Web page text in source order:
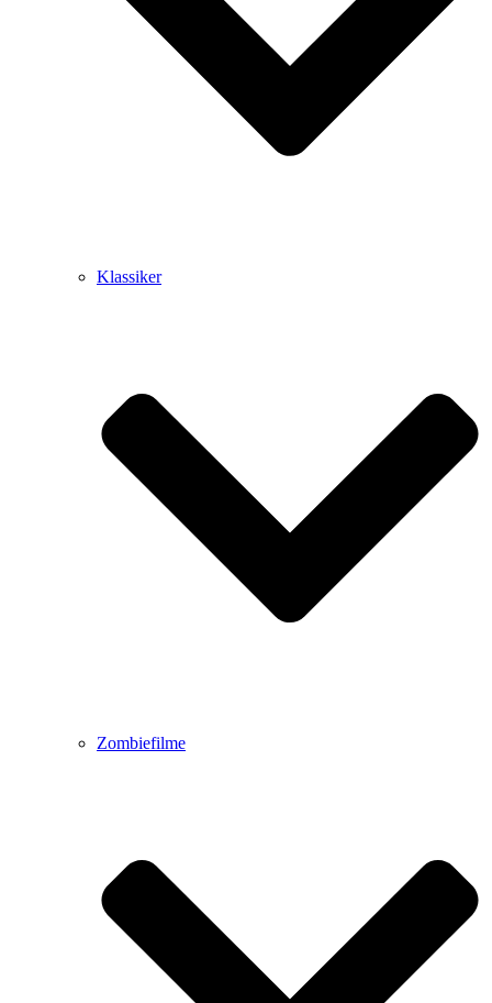
Klassiker
Zombiefilme